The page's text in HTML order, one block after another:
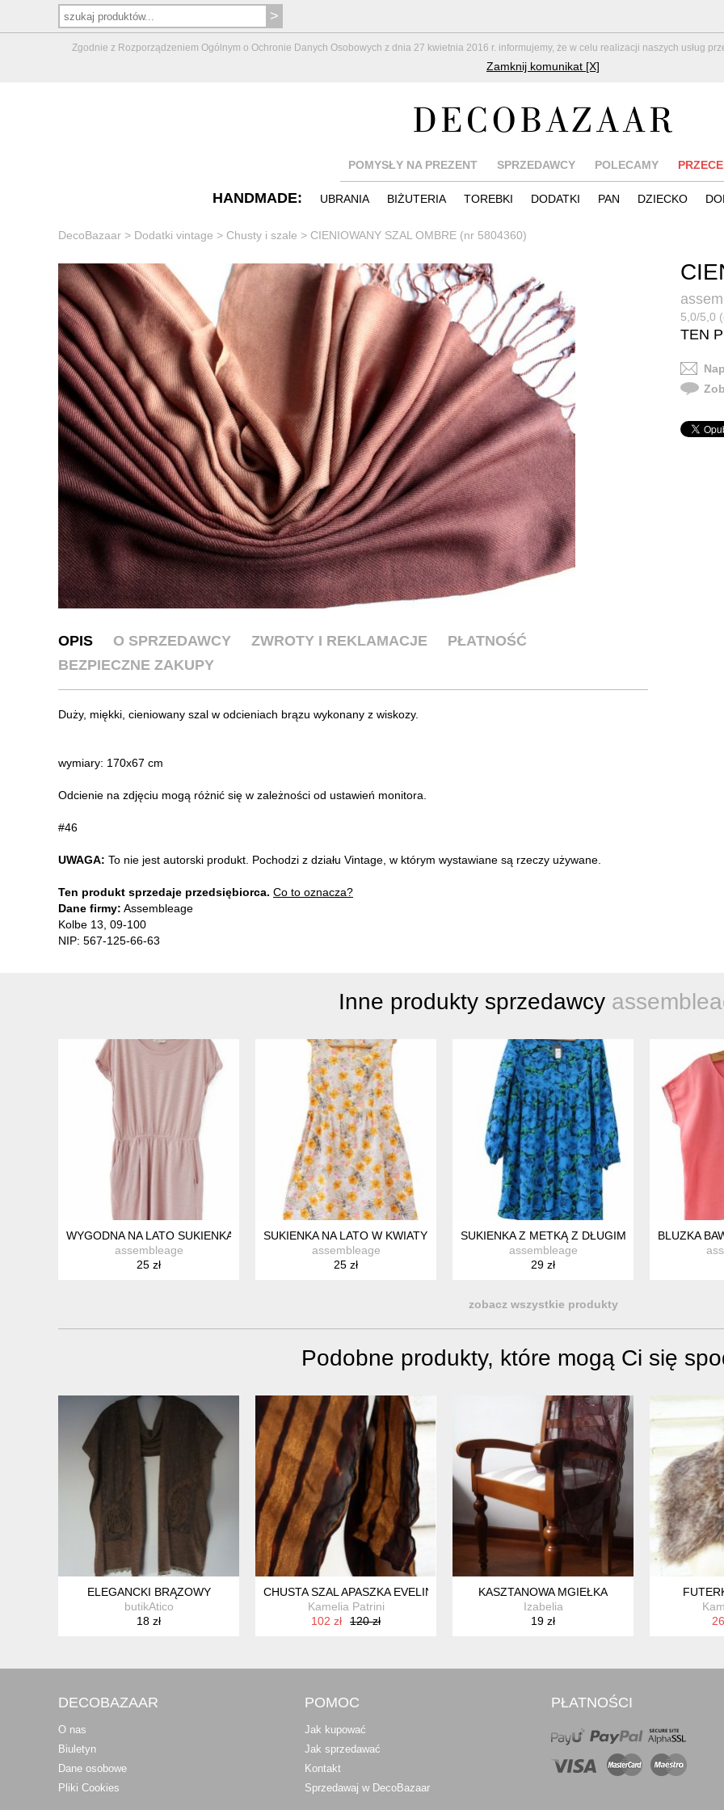
Zgodnie z Rozporządzeniem Ogólnym o Ochronie Danych Osobowych z dnia 27 kwietnia 2016 r. informujemy, że w celu realizacji naszych usług
Zamknij komunikat [X]
POMYSŁY NA PREZENT SPRZEDAWCY POLECAMY
HANDMADE: UBRANIA BIŻUTERIA TOREBKI DODATKI PAN DZIECKO
DecoBazaar > Dodatki vintage > Chusty i szale > CIENIOWANY SZAL OMBRE (nr 5804360)
5,0/5,0
TEN
OPIS O SPRZEDAWCY ZWROTY I REKLAMACJE
PŁATNOŚĆ
BEZPIECZNE ZAKUPY
Duży, miękki, cieniowany szal w odcieniach brązu wykonany z wiskozy.
wymiary: 170x67 cm
Odcienie na zdjęciu mogą różnić się w zależności od ustawień monitora.
#46
UWAGA: To nie jest autorski produkt. Pochodzi z działu Vintage, w którym wystawiane są rzeczy używane.
Ten produkt sprzedaje przedsiębiorca. Co to oznacza?
Dane firmy: Assembleage
Kolbe 13, 09-100
NIP: 567-125-66-63
Inne produkty sprzedawcy
WYGODNA NA LATO SUKIENKA PUDROWA NATURALNA Z KIESZENIAMI
assembleage
25 zł
SUKIENKA NA LATO W KWIATY BAWEŁNA OUTFITTER'S MK L
assembleage
25 zł
SUKIENKA Z METKĄ Z DŁUGIM RĘKAWEM
assembleage
29 zł
BLUZKA
zobacz wszystkie produkty
Podobne produkty, które mogą Ci się
ELEGANCKI BRĄZOWY
butikAtico
18 zł
CHUSTA SZAL APASZKA EVELIN BRANDT BERLIN
Kamelia Patrini
102 zł
120 zł
KASZTANOWA MGIEŁKA
Izabelia
19 zł
DECOBAZAAR
O nas
Biuletyn
Dane osobowe
Pliki Cookies
POMOC
Jak kupować
Jak sprzedawać
Kontakt
Sprzedawaj w DecoBazaar
PŁATNOŚCI